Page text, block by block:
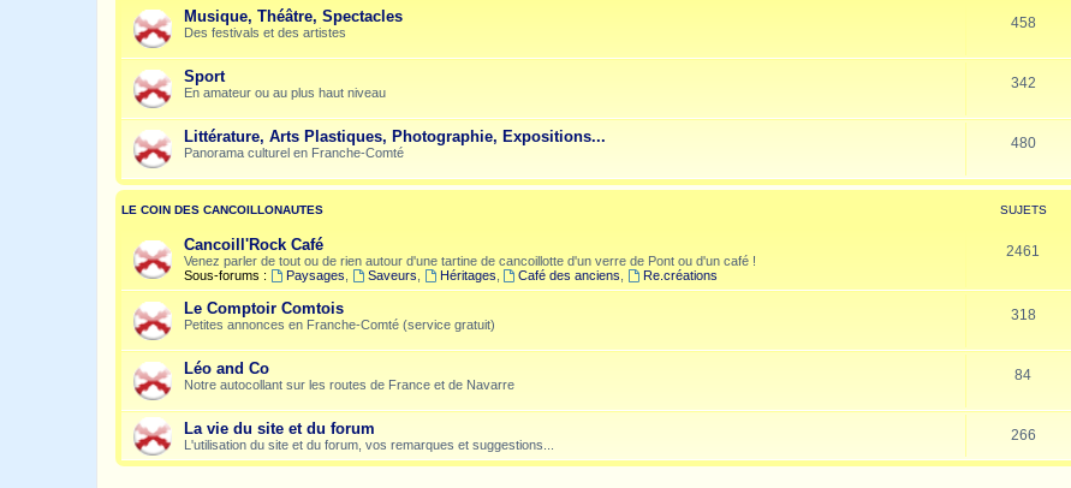
Musique, Théâtre, Spectacles
Des festivals et des artistes
458
Sport
En amateur ou au plus haut niveau
342
Littérature, Arts Plastiques, Photographie, Expositions...
Panorama culturel en Franche-Comté
480
LE COIN DES CANCOILLONAUTES SUJETS
Cancoill'Rock Café
Venez parler de tout ou de rien autour d'une tartine de cancoillotte d'un verre de Pont ou d'un café !
Sous-forums :
Paysages Saveurs Héritages Café des anciens Re.créations
2461
Le Comptoir Comtois
Petites annonces en Franche-Comté (service gratuit)
318
Léo and Co
Notre autocollant sur les routes de France et de Navarre
84
La vie du site et du forum
L'utilisation du site et du forum, vos remarques et suggestions...
266